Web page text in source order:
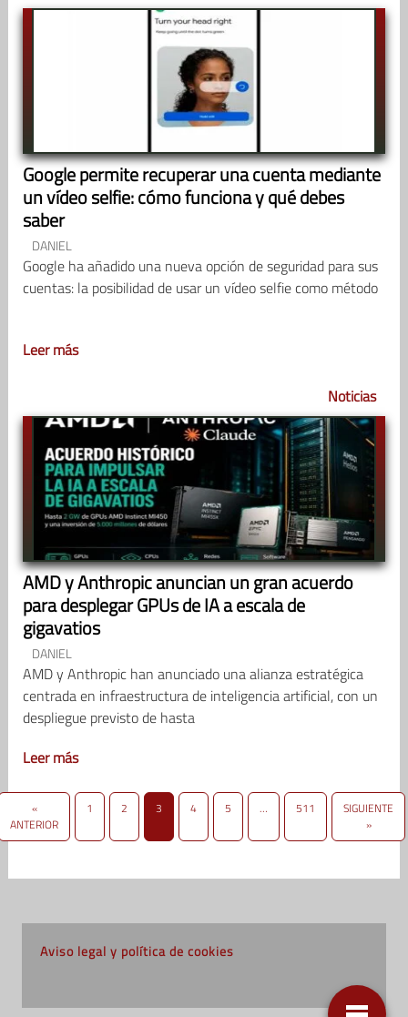
Google permite recuperar una cuenta mediante
un vídeo selfie: cómo funciona y qué debes
saber
DANIEL
Google ha añadido una nueva opción de seguridad para sus
cuentas: la posibilidad de usar un vídeo selfie como método
Leer más
Noticias
AMD y Anthropic anuncian un gran acuerdo
para desplegar GPUs de IA a escala de
gigavatios
DANIEL
AMD y Anthropic han anunciado una alianza estratégica
centrada en infraestructura de inteligencia artificial, con un
despliegue previsto de hasta
Leer más
«
ANTERIOR
1 2 3 4 5 … 511
SIGUIENTE
»
Aviso legal y política de cookies